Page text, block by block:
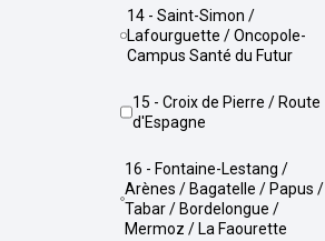
14 - Saint-Simon /
Lafourguette / Oncopole-
Campus Santé du Futur
15 - Croix de Pierre / Route
d'Espagne
16 - Fontaine-Lestang /
Arènes / Bagatelle / Papus /
Tabar / Bordelongue /
Mermoz / La Faourette